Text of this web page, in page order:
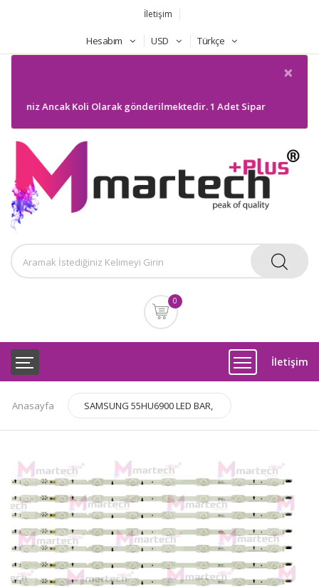
İletişim
Hesabım USD Türkçe
×
Ancak Koli Olarak gönderilmektedir. 1 Adet Sipariş
0
İletişim
Anasayfa SAMSUNG 55HU6900 LED BAR,